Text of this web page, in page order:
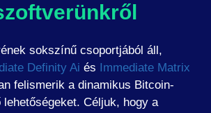
sokszínű csoportjából áll,
Definity Ai és Immediate Matrix
felismerik a dinamikus Bitcoin-
lehetőségeket. Céljuk, hogy a